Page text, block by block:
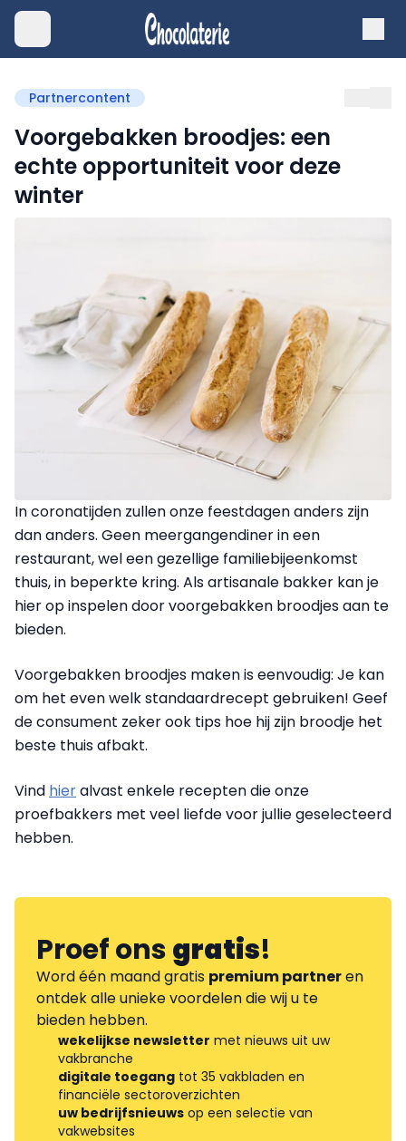
Partnercontent
Voorgebakken broodjes: een
echte opportuniteit voor deze
winter
In coronatijden zullen onze feestdagen anders zijn
dan anders. Geen meergangendiner in een
restaurant, wel een gezellige familiebijeenkomst
thuis, in beperkte kring. Als artisanale bakker kan je
hier op inspelen door voorgebakken broodjes aan te
bieden.
Voorgebakken broodjes maken is eenvoudig: Je kan
om het even welk standaardrecept gebruiken! Geef
de consument zeker ook tips hoe hij zijn broodje het
beste thuis afbakt.
Vind hieralvast enkele recepten die onze
proefbakkers met veel liefde voor jullie geselecteerd
hebben.
Proef onsgratis!
Word één maand gratis premium partneren
ontdek alle unieke voordelen die wij u te
bieden hebben.
wekelijkse newsletter met nieuws uit uw
vakbranche
digitale toegang tot 35 vakbladen en
financiële sectoroverzichten
uw bedrijfsnieuws op een selectie van
vakwebsites